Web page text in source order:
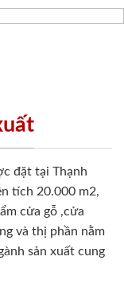
đặt tại Thạnh
tích 20.000 m2,
cửa gỗ ,cửa
và thị phần nằm
sản xuất cung